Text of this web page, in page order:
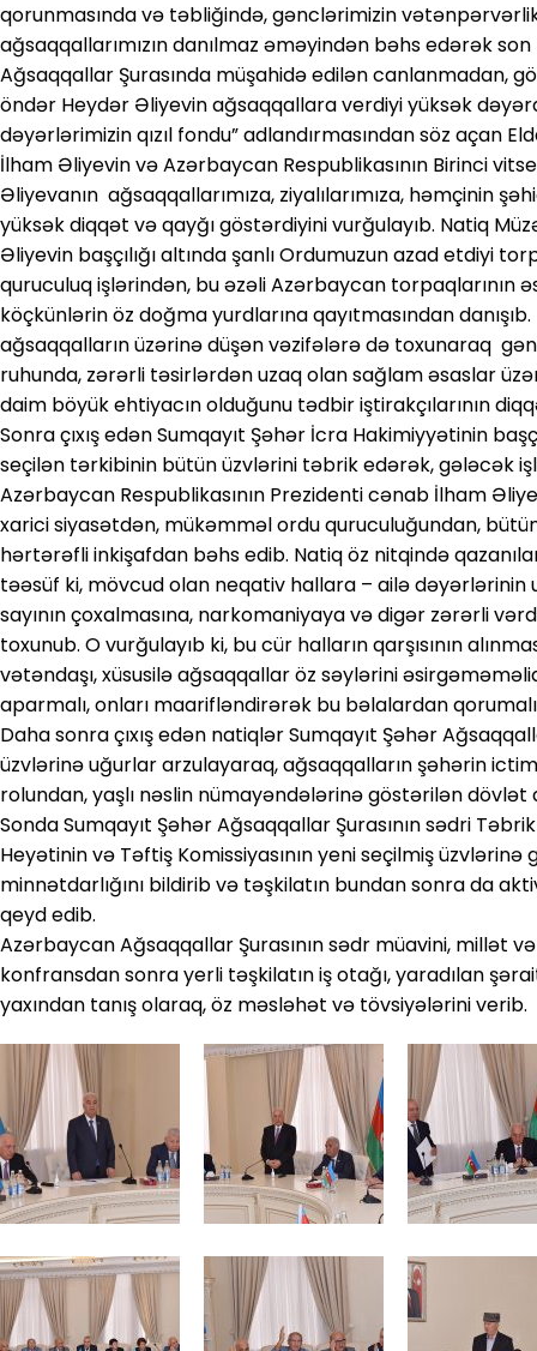
qorunmasında və təbliğində, gənclərimizin
ağsaqqallarımızın danılmaz əməyindən bəhs edərək
Ağsaqqallar Şurasında müşahidə edilən canlanmadan,
öndər Heydər Əliyevin ağsaqqallara verdiyi yüksək
dəyərlərimizin qızıl fondu” adlandırmasından söz açan
İlham Əliyevin və Azərbaycan Respublikasının Birinci
Əliyevanın ağsaqqallarımıza, ziyalılarımıza, həmçinin
yüksək diqqət və qayğı göstərdiyini vurğulayıb. Natiq
Əliyevin başçılığı altında şanlı Ordumuzun azad etdiyi
quruculuq işlərindən, bu əzəli Azərbaycan torpaqlarının
köçkünlərin öz doğma yurdlarına qayıtmasından danışıb.
ağsaqqalların üzərinə düşən vəzifələrə də toxunaraq
ruhunda, zərərli təsirlərdən uzaq olan sağlam əsaslar
daim böyük ehtiyacın olduğunu tədbir iştirakçılarının
Sonra çıxış edən Sumqayıt Şəhər İcra Hakimiyyətinin
seçilən tərkibinin bütün üzvlərini təbrik edərək, gələcək
Azərbaycan Respublikasının Prezidenti cənab İlham
xarici siyasətdən, mükəmməl ordu quruculuğundan,
hərtərəfli inkişafdan bəhs edib. Natiq öz nitqində
təəsüf ki, mövcud olan neqativ hallara – ailə dəyərlərinin
sayının çoxalmasına, narkomaniyaya və digər zərərli
toxunub. O vurğulayıb ki, bu cür halların qarşısının
vətəndaşı, xüsusilə ağsaqqallar öz səylərini
aparmalı, onları maarifləndirərək bu bəlalardan
Daha sonra çıxış edən natiqlər Sumqayıt Şəhər
üzvlərinə uğurlar arzulayaraq, ağsaqqalların şəhərin
rolundan, yaşlı nəslin nümayəndələrinə göstərilən dövlət
Sonda Sumqayıt Şəhər Ağsaqqallar Şurasının sədri
Heyətinin və Təftiş Komissiyasının yeni seçilmiş
minnətdarlığını bildirib və təşkilatın bundan sonra da
qeyd edib.
Azərbaycan Ağsaqqallar Şurasının sədr müavini, millət
konfransdan sonra yerli təşkilatın iş otağı, yaradılan
yaxından tanış olaraq, öz məsləhət və tövsiyələrini verib.